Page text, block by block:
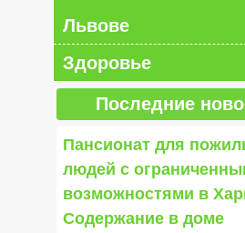
Львове
Здоровье
Последние
Пансионат для
людей с
возможностями в
Содержание в доме